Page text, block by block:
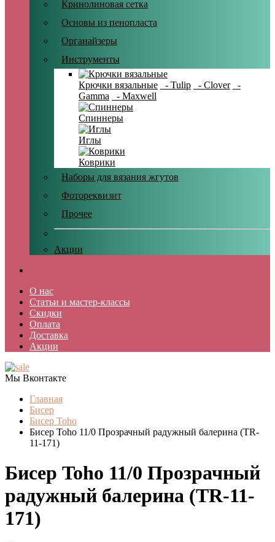
Кринолиновая сетка
Основы из пенопласта
Органайзеры
Инструменты
Крючки вязальные - Tulip - Clover
-
Gamma
- Maxwell
Спиннеры
Иглы
Коврики
Наборы для вязания жгутов
Фотореквизит
Прочее
Акции
О нас
Статьи и мастер-классы
Скидки
Оплата
Доставка
Акции
Мы Вконтакте
Главная
Бисер
Бисер Toho
Бисер Toho 11/0 Прозрачный радужный балерина (TR-
11-171)
Бисер Toho 11/0 Прозрачный
радужный балерина (TR-11-
171)